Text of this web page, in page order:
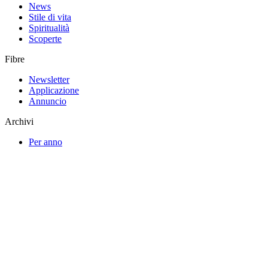
News
Stile di vita
Spiritualità
Scoperte
Fibre
Newsletter
Applicazione
Annuncio
Archivi
Per anno